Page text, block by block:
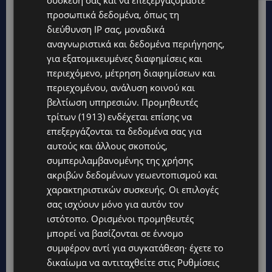
Topics
UPDATES
ΚΟΛΟΜΒΙΑ: Στους 77 οι νεκροί από τον σεισμό των 7,4 Ρίχτερ
– Αγωνία για τον 6χρονο γιο του δημάρχου που αγνοείται
μέσα στα συντρίμμια
προσωπικά δεδομένα, όπως τη
διεύθυνση IP σας, μοναδικά
αναγνωριστικά και δεδομένα περιήγησης,
για εξατομικευμένες διαφημίσεις και
περιεχόμενο, μέτρηση διαφημίσεων και
περιεχομένου, ανάλυση κοινού και
βελτίωση υπηρεσιών. Προμηθευτές
τρίτων (1913) ενδέχεται επίσης να
επεξεργάζονται τα δεδομένα σας για
αυτούς και άλλους σκοπούς,
συμπεριλαμβανομένης της χρήσης
ακριβών δεδομένων γεωεντοπισμού και
χαρακτηριστικών συσκευής. Οι επιλογές
σας ισχύουν μόνο για αυτόν τον
ιστότοπο. Ορισμένοι προμηθευτές
μπορεί να βασίζονται σε έννομο
συμφέρον αντί για συγκατάθεση· έχετε το
δικαίωμα να αντιταχθείτε στις Ρυθμίσεις